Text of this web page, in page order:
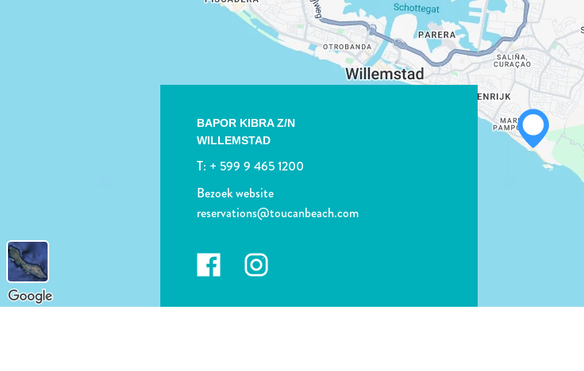
LINK KOPIËREN
BAPOR KIBRA Z/N
WILLEMSTAD
T: + 599 9 465 1200
Bezoek website
reservations@toucanbeach.com